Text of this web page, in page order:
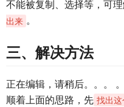
不能被复制、选择等，可
出来 。
三、解决方法
正在编辑，请稍后。。。 。
顺着上面的思路，先 找出